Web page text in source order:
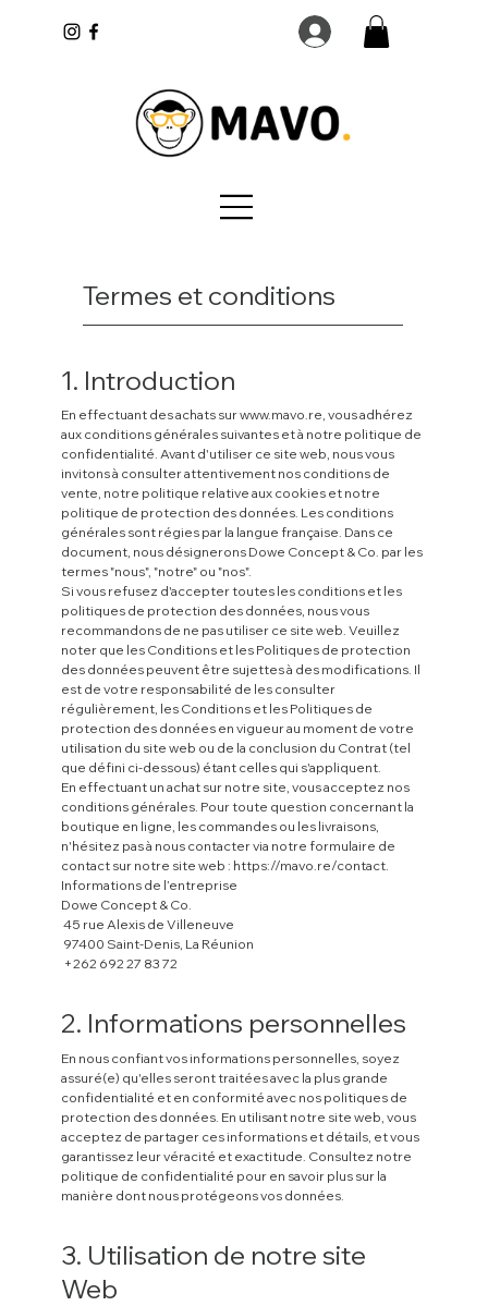
Termes et conditions
1. Introduction
En effectuant des achats surwww.mavo.re, vous adhérez
aux conditions générales suivantes et à notre politique de
confidentialité. Avant d'utiliser ce site web, nous vous
invitons à consulter attentivement nos conditions de
vente, notre politique relative aux cookies et notre
politique de protection des données. Les conditions
générales sont régies par la langue française. Dans ce
document, nous désignerons Dowe Concept & Co. par les
termes "nous", "notre" ou "nos".
Si vous refusez d'accepter toutes les conditions et les
politiques de protection des données, nous vous
recommandons de ne pas utiliser ce site web. Veuillez
noter que les Conditions et les Politiques de protection
des données peuvent être sujettes à des modifications. Il
est de votre responsabilité de les consulter
régulièrement, les Conditions et les Politiques de
protection des données en vigueur au moment de votre
utilisation du site web ou de la conclusion du Contrat (tel
que défini ci-dessous) étant celles qui s'appliquent.
En effectuant un achat sur notre site, vous acceptez nos
conditions générales. Pour toute question concernant la
boutique en ligne, les commandes ou les livraisons,
n'hésitez pas à nous contacter via notre formulaire de
contact sur notre site web : https://mavo.re/contact.
Informations de l’entreprise
Dowe Concept & Co.
45 rue Alexis de Villeneuve
97400 Saint-Denis, La Réunion
+262 692 27 83 72
2. Informations personnelles
En nous confiant vos informations personnelles, soyez
assuré(e) qu'elles seront traitées avec la plus grande
confidentialité et en conformité avec nos politiques de
protection des données. En utilisant notre site web, vous
acceptez de partager ces informations et détails, et vous
garantissez leur véracité et exactitude. Consultez notre
politique de confidentialité pour en savoir plus sur la
manière dont nous protégeons vos données.
3. Utilisation de notre site
Web